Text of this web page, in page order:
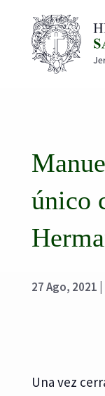
único
27 Ago, 2021
Una vez